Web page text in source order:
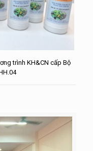
trình KH&CN cấp Bộ